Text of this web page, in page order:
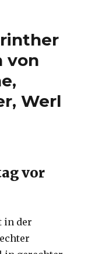
von
Werl
vor
in der